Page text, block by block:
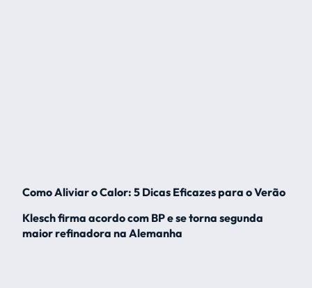
Como Aliviar o Calor: 5 Dicas Eficazes para o Verão
Klesch firma acordo com BP e se torna segunda
maior refinadora na Alemanha